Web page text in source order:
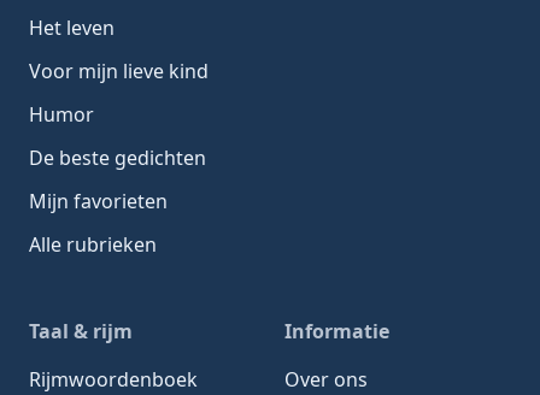
Het leven
Voor mijn lieve kind
Humor
De beste gedichten
Mijn favorieten
Alle rubrieken
Taal & rijm
Rijmwoordenboek
Informatie
Over ons